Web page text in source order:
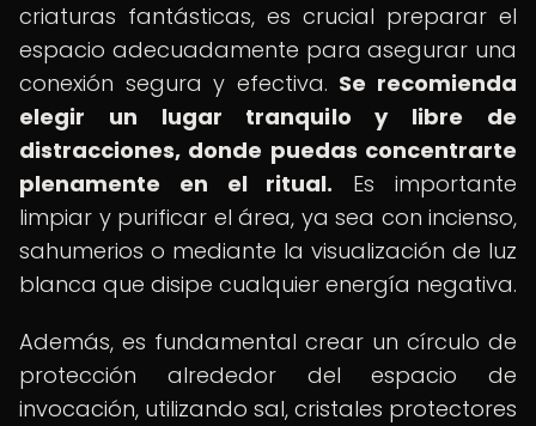
criaturas fantásticas, es crucial preparar el
espacio adecuadamente para asegurar una
conexión segura y efectiva. Se recomienda
elegir un lugar tranquilo y libre de
distracciones, donde puedas concentrarte
plenamente en el ritual. Es importante
limpiar y purificar el área, ya sea con incienso,
sahumerios o mediante la visualización de luz
blanca que disipe cualquier energía negativa.
Además, es fundamental crear un círculo de
protección alrededor del espacio de
invocación, utilizando sal, cristales protectores